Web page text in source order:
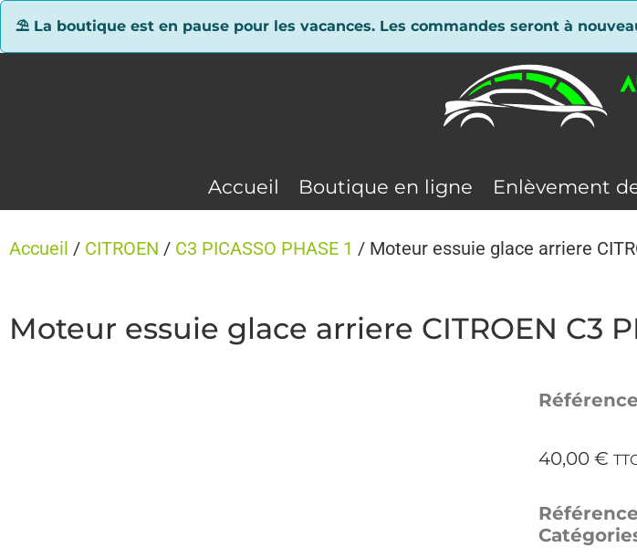
⛱ La boutique est en pause pour les vacances. Les commandes seront à
Accueil Boutique en ligne Enlèvement
Accueil / CITROEN / C3 PICASSO PHASE 1 / Moteur essuie glace arriere
Moteur essuie glace arriere CITROEN C3
40,00 €
Panneau de gestion des cookies